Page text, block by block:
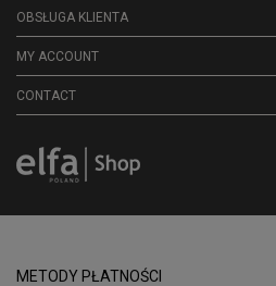
OBSŁUGA KLIENTA
MY ACCOUNT
CONTACT
METODY PŁATNOŚCI